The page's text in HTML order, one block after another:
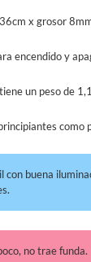
x grosor
encendido y
un peso de
como
con buena
no trae funda.